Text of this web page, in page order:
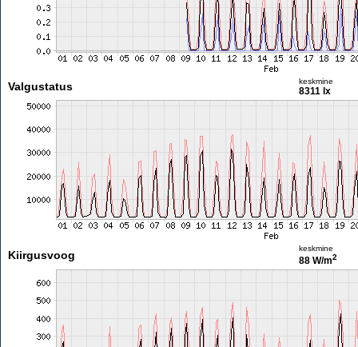
Valgustatus keskmine
8311 lx
Kiirgusvoog
keskmine
88 W/m2